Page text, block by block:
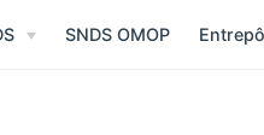
SNDS OMOP